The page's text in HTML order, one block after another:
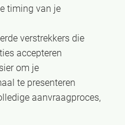
timing van je
verstrekkers die
accepteren
om je
te presenteren
aanvraagproces,